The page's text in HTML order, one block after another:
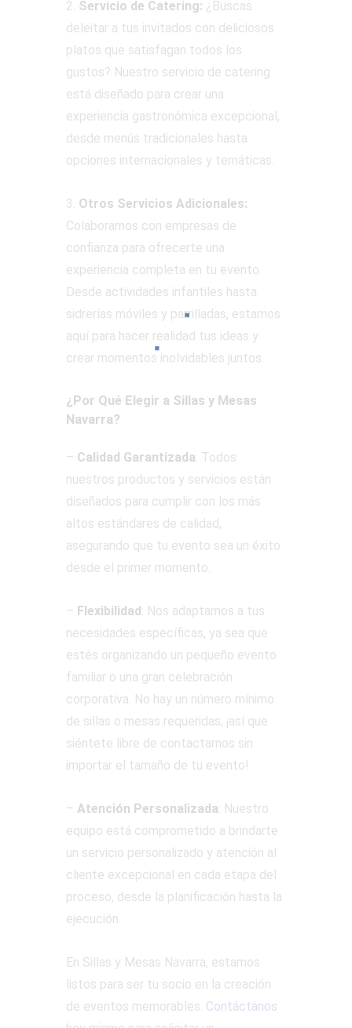
2. Servicio de Catering: ¿Buscas
deleitar a tus invitados con deliciosos
platos que satisfagan todos los
gustos? Nuestro servicio de catering
está diseñado para crear una
experiencia gastronómica excepcional,
desde menús tradicionales hasta
opciones internacionales y temáticas.
3. Otros Servicios Adicionales:
Colaboramos con empresas de
confianza para ofrecerte una
experiencia completa en tu evento.
Desde actividades infantiles hasta
sidrerías móviles y parrilladas, estamos
aquí para hacer realidad tus ideas y
crear momentos inolvidables juntos.
¿Por Qué Elegir a Sillas y Mesas
Navarra?
– Calidad Garantizada: Todos
nuestros productos y servicios están
diseñados para cumplir con los más
altos estándares de calidad,
asegurando que tu evento sea un éxito
desde el primer momento.
– Flexibilidad: Nos adaptamos a tus
necesidades específicas, ya sea que
estés organizando un pequeño evento
familiar o una gran celebración
corporativa. No hay un número mínimo
de sillas o mesas requeridas, ¡así que
siéntete libre de contactarnos sin
importar el tamaño de tu evento!
– Atención Personalizada: Nuestro
equipo está comprometido a brindarte
un servicio personalizado y atención al
cliente excepcional en cada etapa del
proceso, desde la planificación hasta la
ejecución.
En Sillas y Mesas Navarra, estamos
listos para ser tu socio en la creación
de eventos memorables. Contáctanos